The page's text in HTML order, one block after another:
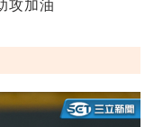
攻加油